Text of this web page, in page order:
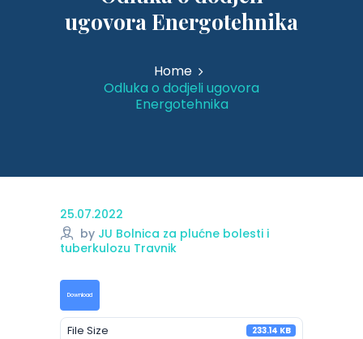
ugovora Energotehnika
Home
Odluka o dodjeli ugovora
Energotehnika
25.07.2022
by JU Bolnica za plućne bolesti i
tuberkulozu Travnik
Download
File Size 233.14 KB